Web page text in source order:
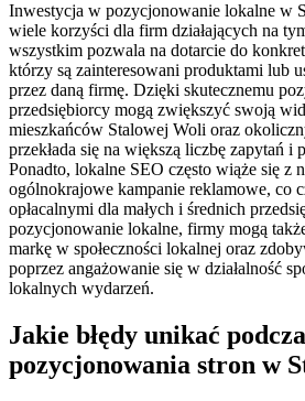
Inwestycja w pozycjonowanie lokalne w
wiele korzyści dla firm działających na
wszystkim pozwala na dotarcie do
którzy są zainteresowani produktami lub
przez daną firmę. Dzięki skutecznemu
przedsiębiorcy mogą zwiększyć swoją
mieszkańców Stalowej Woli oraz
przekłada się na większą liczbę zapytań i
Ponadto, lokalne SEO często wiąże się z
ogólnokrajowe kampanie reklamowe, co
opłacalnymi dla małych i średnich
pozycjonowanie lokalne, firmy mogą
markę w społeczności lokalnej oraz
poprzez angażowanie się w działalność
lokalnych wydarzeń.
Jakie błędy unikać
pozycjonowania stron w